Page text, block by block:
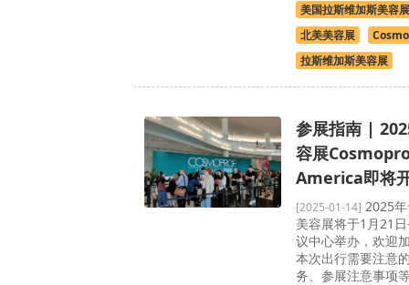
美国拉斯维加斯美容展
北美美容展
拉斯维加斯美容展
参展指南 |
容展
America即将
[2025-01-14] 2025
美容展将于1月21
议中心举办，欢迎
本次出行需要注意
务、参展注意事项